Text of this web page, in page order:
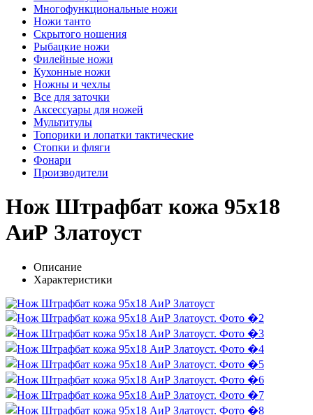
Многофункциональные ножи
Ножи танто
Скрытого ношения
Рыбацкие ножи
Филейные ножи
Кухонные ножи
Ножны и чехлы
Все для заточки
Аксессуары для ножей
Мультитулы
Топорики и лопатки тактические
Стопки и фляги
Фонари
Производители
Нож Штрафбат кожа 95х18
АиР Златоуст
Описание
Характеристики